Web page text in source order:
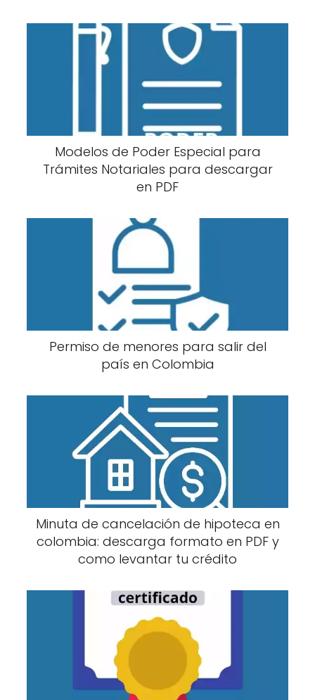
Modelos de Poder Especial para
Trámites Notariales para descargar
en PDF
Permiso de menores para salir del
país en Colombia
Minuta de cancelación de hipoteca en
colombia: descarga formato en PDF y
como levantar tu crédito